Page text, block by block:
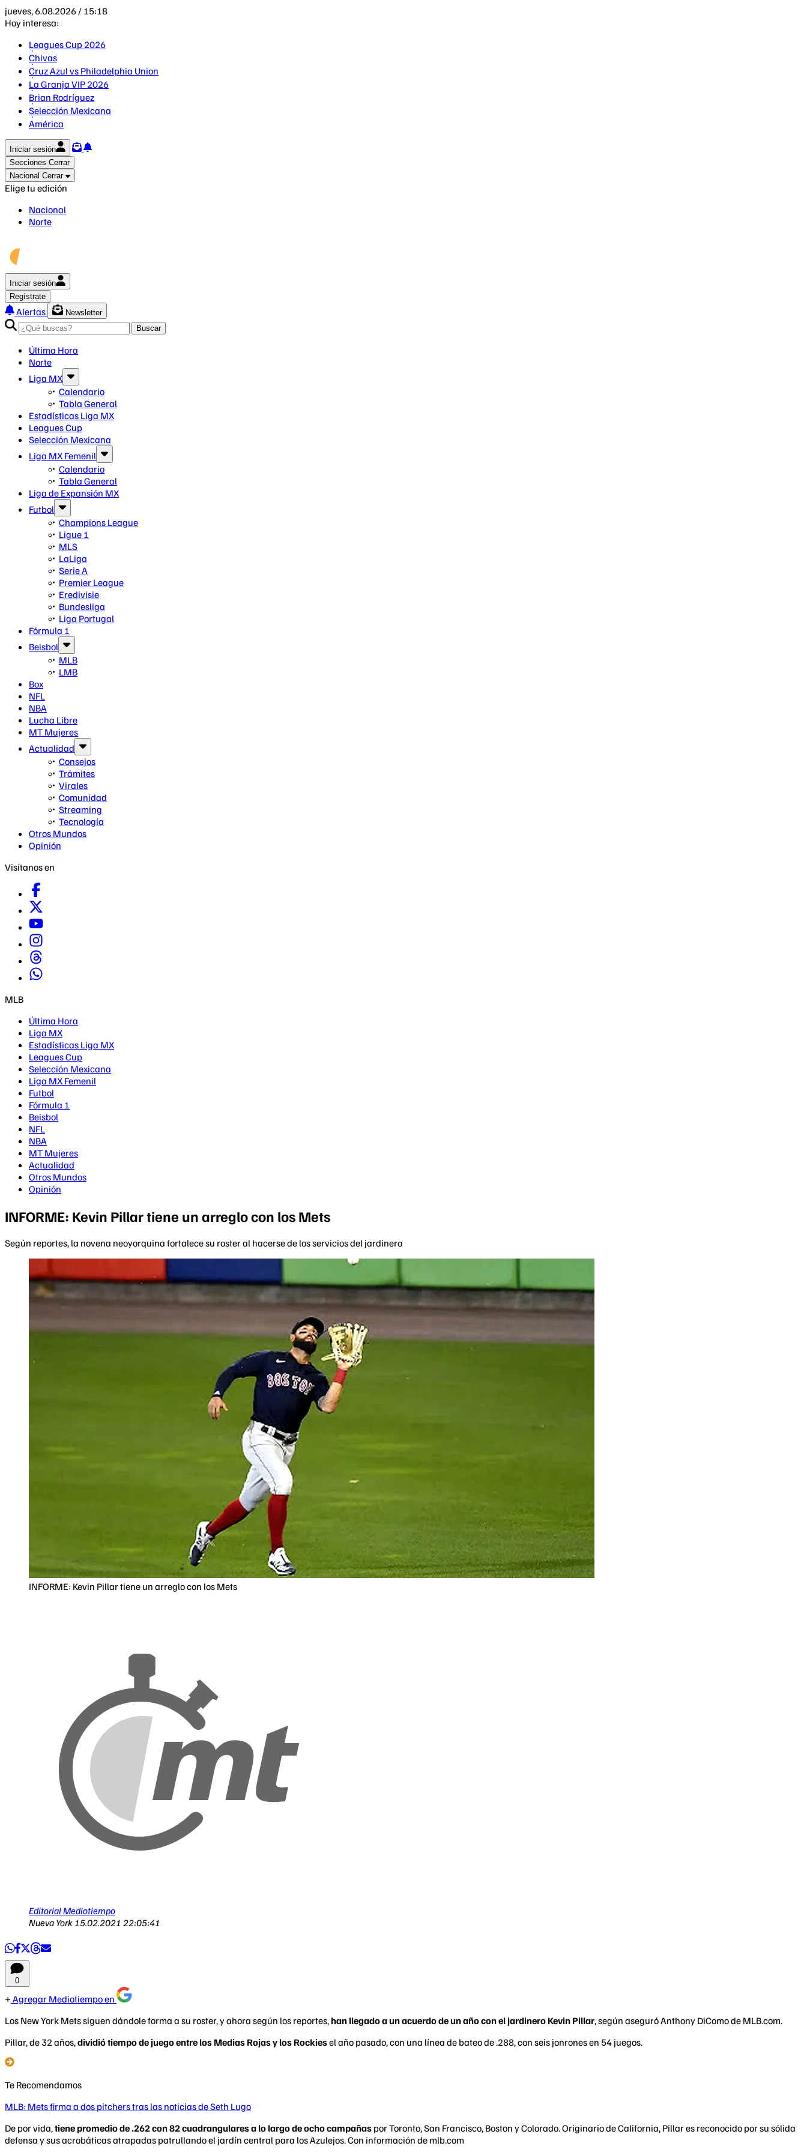
jueves, 6.08.2026 / 15:18
Hoy interesa:
Leagues Cup 2026
Chivas
Cruz Azul vs Philadelphia Union
La Granja VIP 2026
Brian Rodríguez
Selección Mexicana
América
Iniciar sesión
Secciones Cerrar
Nacional Cerrar
Elige tu edición
Nacional
Norte
Iniciar sesión
Regístrate
Alertas
Newsletter
Buscar
Última Hora
Norte
Liga MX
Calendario
Tabla General
Estadísticas Liga MX
Leagues Cup
Selección Mexicana
Liga MX Femenil
Calendario
Tabla General
Liga de Expansión MX
Futbol
Champions League
Ligue 1
MLS
LaLiga
Serie A
Premier League
Eredivisie
Bundesliga
Liga Portugal
Fórmula 1
Beisbol
MLB
LMB
Box
NFL
NBA
Lucha Libre
MT Mujeres
Actualidad
Consejos
Trámites
Virales
Comunidad
Streaming
Tecnología
Otros Mundos
Opinión
Visítanos en
MLB
Última Hora
Liga MX
Estadísticas Liga MX
Leagues Cup
Selección Mexicana
Liga MX Femenil
Futbol
Fórmula 1
Beisbol
NFL
NBA
MT Mujeres
Actualidad
Otros Mundos
Opinión
INFORME: Kevin Pillar tiene un arreglo con los Mets
Según reportes, la novena neoyorquina fortalece su roster al hacerse de los servicios del jardinero
INFORME: Kevin Pillar tiene un arreglo con los Mets
Editorial Mediotiempo
Nueva York 15.02.2021 22:05:41
0
Agregar Mediotiempo en
Los New York Mets siguen dándole forma a su roster, y ahora según los reportes, han llegado a un acuerdo de un año con el jardinero Kevin Pillar, según aseguró Anthony DiComo de MLB.com.
Pillar, de 32 años,dividió tiempo de juego entre los Medias Rojas y los Rockiesel año pasado, con una línea de bateo de .288, con seis jonrones en 54 juegos.
Te Recomendamos
MLB: Mets firma a dos pitchers tras las noticias de Seth Lugo
De por vida,tiene promedio de .262 con 82 cuadrangulares a lo largo de ocho campañas por Toronto, San Francisco, Boston y Colorado. Originario de California, Pillar es reconocido por su sólida
defensa y sus acrobáticas atrapadas patrullando el jardín central para los Azulejos. Con información de mlb.com​